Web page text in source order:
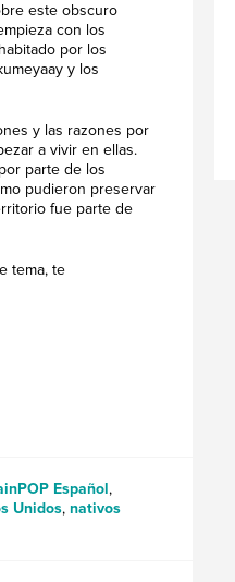
este obscuro
con los
por los
y los
y las razones por
a vivir en ellas.
parte de los
pudieron preservar
fue parte de
tema, te
Español,
Unidos, nativos